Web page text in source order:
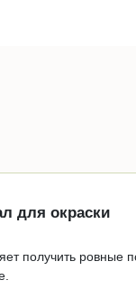
для окраски
получить